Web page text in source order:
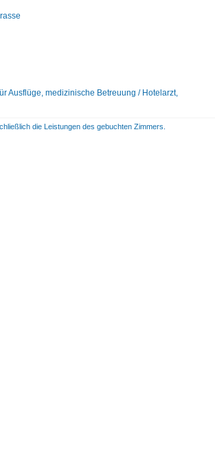
Ausflüge, medizinische Betreuung / Hotelarzt,
die Leistungen des gebuchten Zimmers.